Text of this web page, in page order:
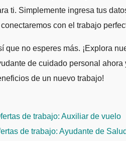
ti. Simplemente ingresa tus
con el trabajo
que no esperes más. ¡Explora
de cuidado personal
de un nuevo trabajo!
de trabajo: Auxiliar de vuelo
de trabajo: Ayudante de